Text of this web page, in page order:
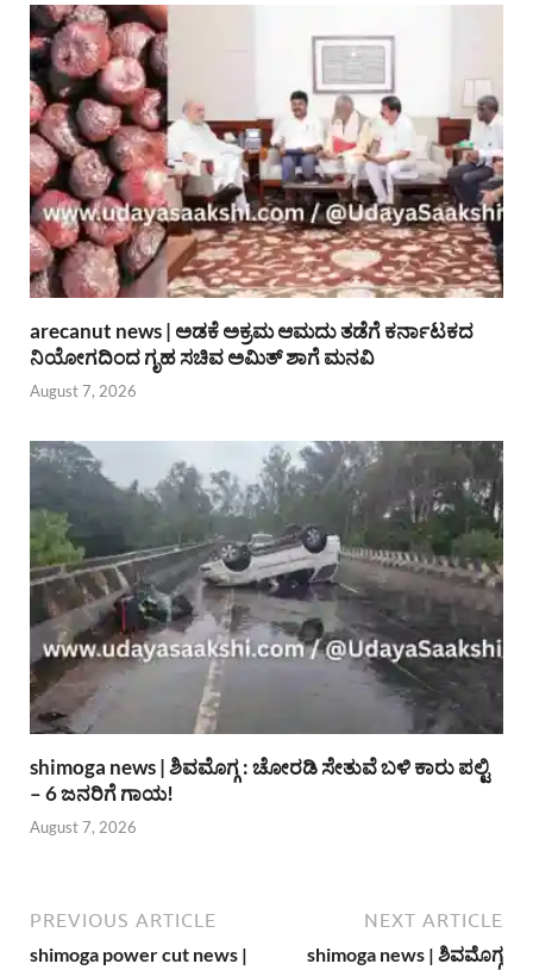
arecanut news | ಅಡಕೆ ಅಕ್ರಮ ಆಮದು ತಡೆಗೆ ಕರ್ನಾಟಕದ
ನಿಯೋಗದಿಂದ ಗೃಹ ಸಚಿವ ಅಮಿತ್ ಶಾಗೆ ಮನವಿ
August 7, 2026
shimoga news | ಶಿವಮೊಗ್ಗ : ಚೋರಡಿ ಸೇತುವೆ ಬಳಿ ಕಾರು ಪಲ್ಟಿ
– 6 ಜನರಿಗೆ ಗಾಯ!
August 7, 2026
PREVIOUS ARTICLE
shimoga power cut news |
NEXT ARTICLE
shimoga news | ಶಿವಮೊಗ್ಗ